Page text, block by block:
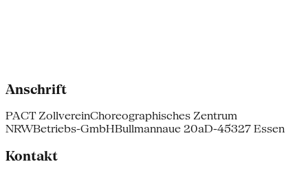
Anschrift
PACT ZollvereinChoreographisches Zentrum
NRWBetriebs-GmbHBullmannaue 20aD-45327 Essen
Kontakt